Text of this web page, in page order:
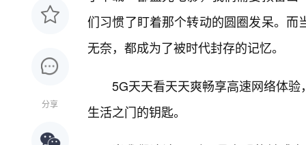
分享
们习惯了盯着那个转动的圆圈发呆。而
无奈，都成为了被时代封存的记忆。
5G天天看天天爽畅享高速网络体
生活之门的钥匙。